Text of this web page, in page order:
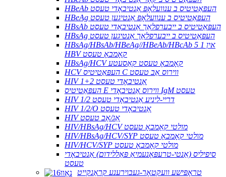
HBeAb העפּאַטיטיס ב ענוועלאָפּ אַנטיבאָדי טעסט
HBeAg העפּאַטיטיס ב ענוועלאָפּ אַנטיגען טעסט
HBsAb העפּאַטיטיס ב ייבערפלאַך אַנטיבאָדי טעסט
HBsAg העפּאַטיטיס ב ייבערפלאַך אַנטיגען טעסט
HBsAg/HBsAb/HBeAg//HBeAb/HBcAb 5 אין 1
HBV קאָמבאָ טעסט
HBsAg/HCV קאָמבאָ טעסט קאַסעטע
HCV העפּאַטיטיס C ווירוס אַב טעסט
HIV 1+2 אַנטיבאָדי טעסט
העפּאַטיטיס E ווירוס אַנטיבאָדי IgM טעסט
HIV 1/2 דריי-ליניע אַנטיבאָדי טעסט
HIV 1/2/O אַנטיבאָדי טעסט
HIV אַג/אַב טעסט
HIV/HBsAg/HCV מולטי קאָמבאָ טעסט
HIV/HBsAg/HCV/SYP מולטי קאָמבאָ טעסט
HIV/HCV/SYP מולטי קאָמבאָ טעסט
סיפיליס (אַנטי-טרעפּאָנעמיאַ פּאַללידום) אַנטיבאָדי
טעסט
טראָפּישע וועקטאָר-געבוירענע קראַנקייט